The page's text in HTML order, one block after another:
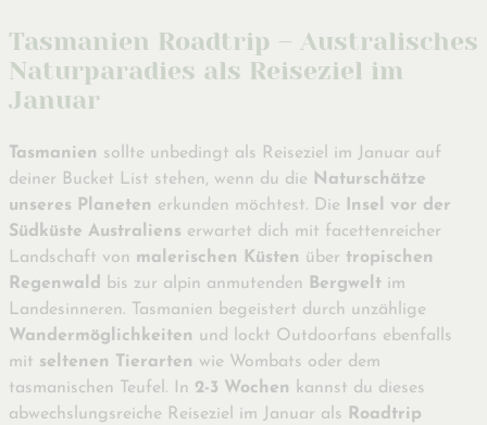
Tasmanien Roadtrip – Australisches
Naturparadies als Reiseziel im
Januar
Tasmanien sollte unbedingt als Reiseziel im Januar auf
deiner Bucket List stehen, wenn du die Naturschätze
unseres Planeten erkunden möchtest. Die Insel vor der
Südküste Australiens erwartet dich mit facettenreicher
Landschaft von malerischen Küsten über tropischen
Regenwald bis zur alpin anmutenden Bergwelt im
Landesinneren. Tasmanien begeistert durch unzählige
Wandermöglichkeiten und lockt Outdoorfans ebenfalls
mit seltenen Tierarten wie Wombats oder dem
tasmanischen Teufel. In 2-3 Wochen kannst du dieses
abwechslungsreiche Reiseziel im Januar als Roadtrip